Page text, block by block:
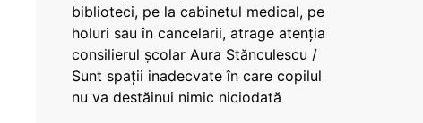
biblioteci, pe la cabinetul medical, pe
holuri sau în cancelarii, atrage atenția
consilierul școlar Aura Stănculescu /
Sunt spații inadecvate în care copilul
nu va destăinui nimic niciodată